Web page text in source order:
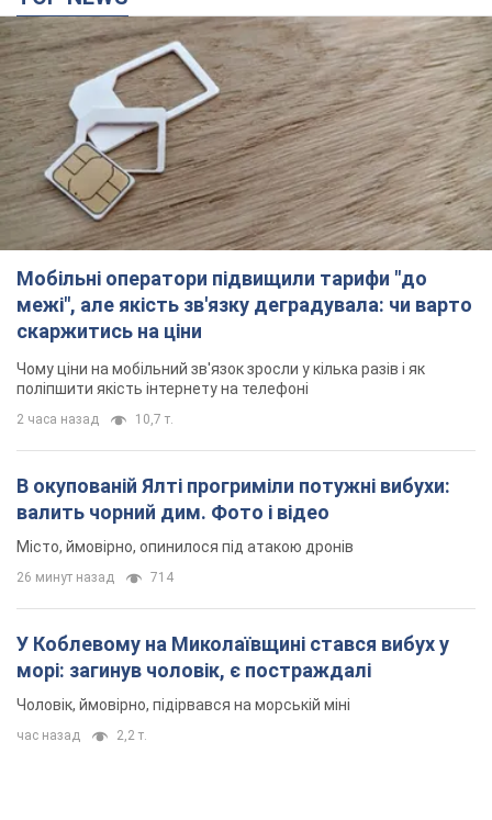
Мобільні оператори підвищили тарифи "до
межі", але якість зв'язку деградувала: чи варто
скаржитись на ціни
Чому ціни на мобільний зв'язок зросли у кілька разів і як
поліпшити якість інтернету на телефоні
2 часа назад 10,7 т.
В окупованій Ялті прогриміли потужні вибухи:
валить чорний дим. Фото і відео
Місто, ймовірно, опинилося під атакою дронів
26 минут назад
У Коблевому на Миколаївщині стався вибух у
морі: загинув чоловік, є постраждалі
Чоловік, ймовірно, підірвався на морській міні
час назад 2,2 т.